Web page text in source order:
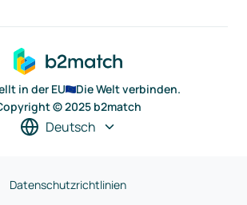
in der EU
Die Welt verbinden.
© 2025 b2match
Deutsch
Datenschutzrichtlinien